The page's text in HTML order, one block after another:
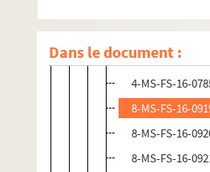
Dans le document :
8-MS-FS-16-
4-MS-FS-16-
4-MS-FS-16-
8-MS-FS-16-
8-MS-FS-16-
8-MS-FS-16-